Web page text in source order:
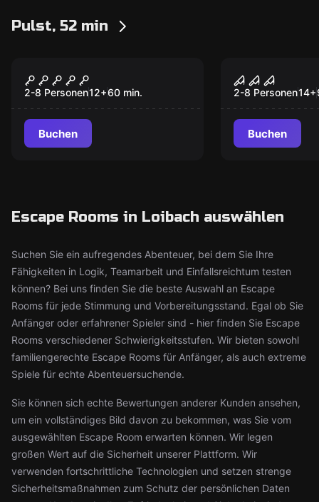
Pulst, 52 min
Der Schatz des
Komturs
2-8 Personen12+60 min.
Buchen
Der Trank
2-8 Personen14+
Buchen
Escape Rooms in Loibach auswählen
Suchen Sie ein aufregendes Abenteuer, bei dem Sie Ihre
Fähigkeiten in Logik, Teamarbeit und Einfallsreichtum testen
können? Bei uns finden Sie die beste Auswahl an Escape
Rooms für jede Stimmung und Vorbereitungsstand. Egal ob Sie
Anfänger oder erfahrener Spieler sind - hier finden Sie Escape
Rooms verschiedener Schwierigkeitsstufen. Wir bieten sowohl
familiengerechte Escape Rooms für Anfänger, als auch extreme
Spiele für echte Abenteuersuchende.
Sie können sich echte Bewertungen anderer Kunden ansehen,
um ein vollständiges Bild davon zu bekommen, was Sie vom
ausgewählten Escape Room erwarten können. Wir legen
großen Wert auf die Sicherheit unserer Plattform. Wir
verwenden fortschrittliche Technologien und setzen strenge
Sicherheitsmaßnahmen zum Schutz der persönlichen Daten